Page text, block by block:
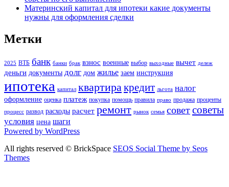
Материнский капитал для ипотеки какие документы
нужны для оформления сделки
Метки
2025 ВТБ банк банки брак взнос военные выбор выходные вычет дележ
деньги документы долг дом жилье заем инструкция
ипотека капитал квартиракредит льгота налог
оформление оценка платеж покупка помощь правила право продажа проценты
процесс развод расходы расчет ремонт рынок семья советсоветы
условия цена шаги
Powered by WordPress
All rights reserved © BrickSpace SEOS Social Theme by Seos
Themes